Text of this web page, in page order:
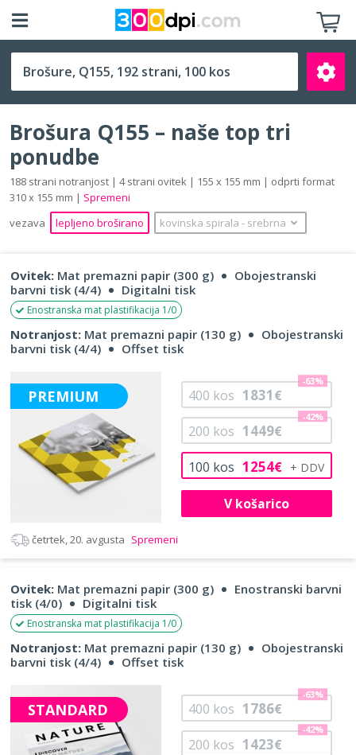
Q155 (155 x 155 mm)
Išči
Brošura Q155 – naše top tri
ponudbe
188 strani notranjost | 4 strani ovitek | 155 x 155 mm | odprti format
310 x 155 mm | Spremeni
vezava
lepljeno broširano kovinska spirala ‐ srebrna
Ovitek: Mat premazni papir (300 g)
Obojestranski
barvni tisk (4/4)
Digitalni tisk
Enostranska mat plastifikacija 1/0
Notranjost: Mat premazni papir (130 g)
Obojestranski
barvni tisk (4/4)
Offset tisk
PREMIUM
100 kos 1254€
200 kos 1449€
-42%
400 kos 1831€
-63%
V košarico
četrtek, 20. avgusta Spremeni
Ovitek: Mat premazni papir (300 g)
Enostranski barvni
tisk (4/0)
Digitalni tisk
Enostranska mat plastifikacija 1/0
Notranjost: Mat premazni papir (130 g)
Obojestranski
barvni tisk (4/4)
Offset tisk
STANDARD
200 kos 1423€
-42%
400 kos 1786€
-63%